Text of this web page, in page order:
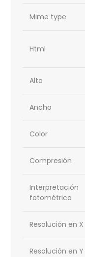
Mime type
Html
Alto
Ancho
Color
Compresión
Interpretación
fotométrica
Resolución en X
Resolución en Y